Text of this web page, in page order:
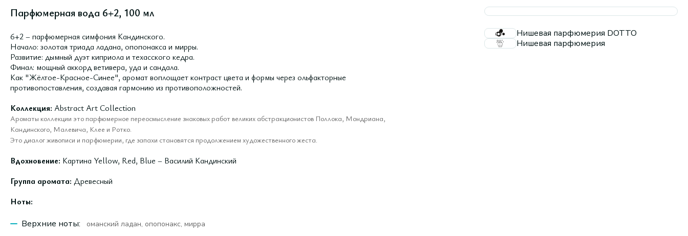
Парфюмерная вода 6+2, 100 мл
6+2 – парфюмерная симфония Кандинского.
Начало: золотая триада ладана, опопонакса и мирры.
Развитие: дымный дуэт киприола и техасского кедра.
Финал: мощный аккорд ветивера, уда и сандала.
Как "Жёлтое-Красное-Синее", аромат воплощает контраст цвета и формы через ольфакторные
противопоставления, создавая гармонию из противоположностей.
Коллекция: Abstract Art Collection
Ароматы коллекции это парфюмерное переосмысление знаковых работ великих абстракционистов Поллока, Мондриана,
Кандинского, Малевича, Клее и Ротко.
Это диалог живописи и парфюмерии, где запахи становятся продолжением художественного жеста.
Вдохновение: Картина Yellow, Red, Blue – Василий Кандинский
Группа аромата: Древесный
Ноты:
Верхние ноты:
оманский ладан, опопонакс, мирра
Нишевая парфюмерия DOTTO
Нишевая парфюмерия